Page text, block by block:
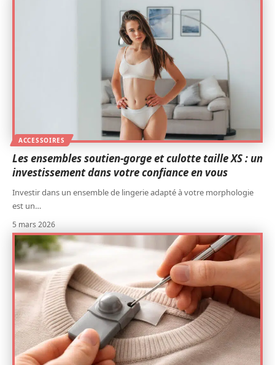
ACCESSOIRES
Les ensembles soutien-gorge et culotte taille XS : un
investissement dans votre confiance en vous
Investir dans un ensemble de lingerie adapté à votre morphologie
est un…
5 mars 2026